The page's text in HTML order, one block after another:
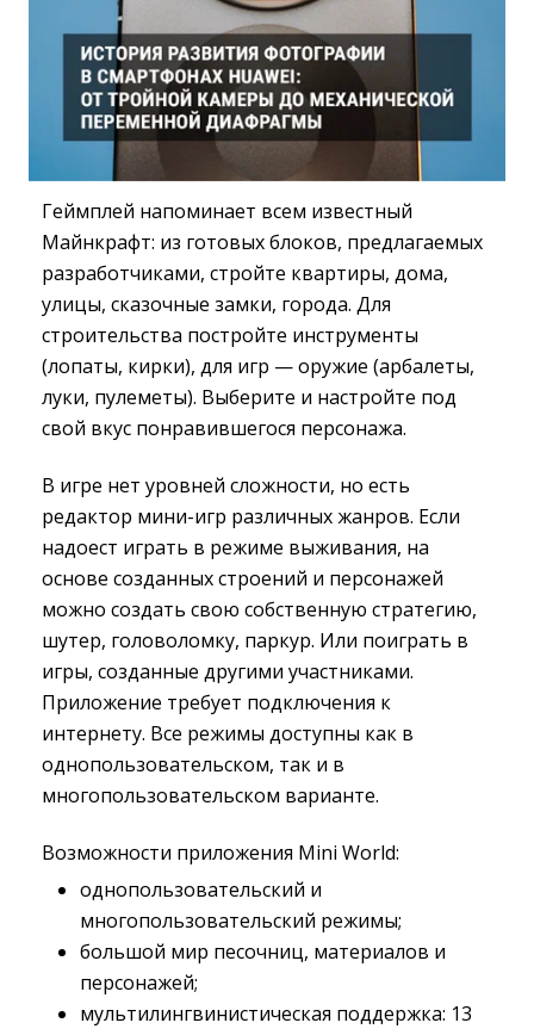
Геймплей напоминает всем известный
Майнкрафт: из готовых блоков, предлагаемых
разработчиками, стройте квартиры, дома,
улицы, сказочные замки, города. Для
строительства постройте инструменты
(лопаты, кирки), для игр — оружие (арбалеты,
луки, пулеметы). Выберите и настройте под
свой вкус понравившегося персонажа.
В игре нет уровней сложности, но есть
редактор мини-игр различных жанров. Если
надоест играть в режиме выживания, на
основе созданных строений и персонажей
можно создать свою собственную стратегию,
шутер, головоломку, паркур. Или поиграть в
игры, созданные другими участниками.
Приложение требует подключения к
интернету. Все режимы доступны как в
однопользовательском, так и в
многопользовательском варианте.
Возможности приложения Mini World:
однопользовательский и
многопользовательский режимы;
большой мир песочниц, материалов и
персонажей;
мультилингвинистическая поддержка: 13